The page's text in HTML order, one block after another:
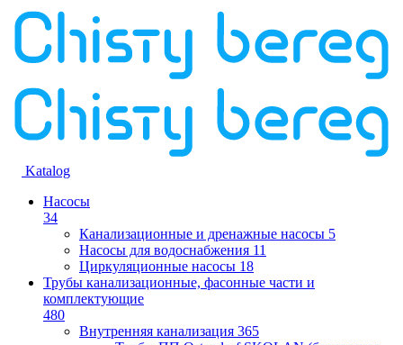
Katalog
Насосы
34
Канализационные и дренажные насосы 5
Насосы для водоснабжения 11
Циркуляционные насосы 18
Трубы канализационные, фасонные части и
комплектующие
480
Внутренняя канализация 365